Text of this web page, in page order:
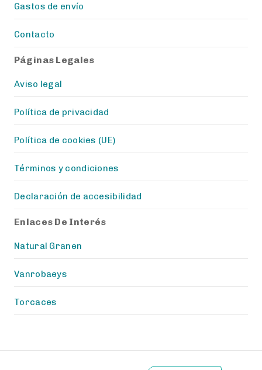
Gastos de envío
Contacto
Páginas Legales
Aviso legal
Política de privacidad
Política de cookies (UE)
Términos y condiciones
Declaración de accesibilidad
Enlaces De Interés
Natural Granen
Vanrobaeys
Torcaces